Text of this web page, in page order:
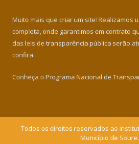
Muito mais que criar um site! Realizamos
completa, onde garantimos em contrato
das leis de transparência pública serão
confira.
Conheça o Programa Nacional de
Todos os direitos reservados ao
Município de Soure.